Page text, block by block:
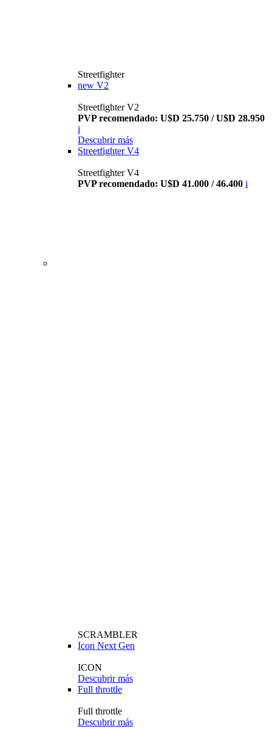
Streetfighter
new V2
Streetfighter V2
PVP recomendado: U$D 25.750 / U$D 28.950
i
Descubrir más
Streetfighter V4
Streetfighter V4
PVP recomendado: U$D 41.000 / 46.400 i
SCRAMBLER
Icon Next Gen
ICON
Descubrir más
Full throttle
Full throttle
Descubrir más